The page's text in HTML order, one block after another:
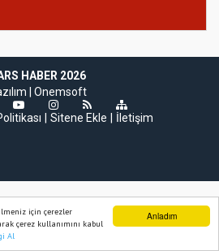
Anladım
için çerezler
çerez kullanımını kabul
Al
HABER 2026
| Onemsoft
Sitene Ekle İletişim